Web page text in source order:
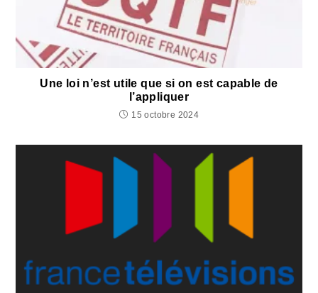
Une loi n’est utile que si on est capable de
l’appliquer
15 octobre 2024